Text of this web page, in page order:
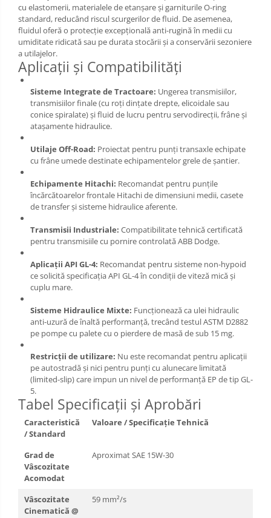
cu elastomerii, materialele de etanșare și garniturile O-ring
standard, reducând riscul scurgerilor de fluid. De asemenea,
fluidul oferă o protecție excepțională anti-rugină în medii cu
umiditate ridicată sau pe durata stocării și a conservării sezoniere
a utilajelor.
Aplicații și Compatibilități
Sisteme Integrate de Tractoare: Ungerea transmisiilor,
transmisiilor finale (cu roți dințate drepte, elicoidale sau
conice spiralate) și fluid de lucru pentru servodirecții, frâne și
atașamente hidraulice.
Utilaje Off-Road: Proiectat pentru punți transaxle echipate
cu frâne umede destinate echipamentelor grele de șantier.
Echipamente Hitachi: Recomandat pentru punțile
încărcătoarelor frontale Hitachi de dimensiuni medii, casete
de transfer și sisteme hidraulice aferente.
Transmisii Industriale: Compatibilitate tehnică certificată
pentru transmisiile cu pornire controlată ABB Dodge.
Aplicații API GL-4: Recomandat pentru sisteme non-hypoid
ce solicită specificația API GL-4 în condiții de viteză mică și
cuplu mare.
Sisteme Hidraulice Mixte: Funcționează ca ulei hidraulic
anti-uzură de înaltă performanță, trecând testul ASTM D2882
pe pompe cu palete cu o pierdere de masă de sub 15 mg.
Restricții de utilizare: Nu este recomandat pentru aplicații
pe autostradă și nici pentru punți cu alunecare limitată
(limited-slip) care impun un nivel de performanță EP de tip GL-
5.
Tabel Specificații și Aprobări
Caracteristică
/ Standard
Valoare / Specificație Tehnică
Grad de
Vâscozitate
Acomodat
Aproximat SAE 15W-30
Vâscozitate
Cinematică @
59 mm²/s